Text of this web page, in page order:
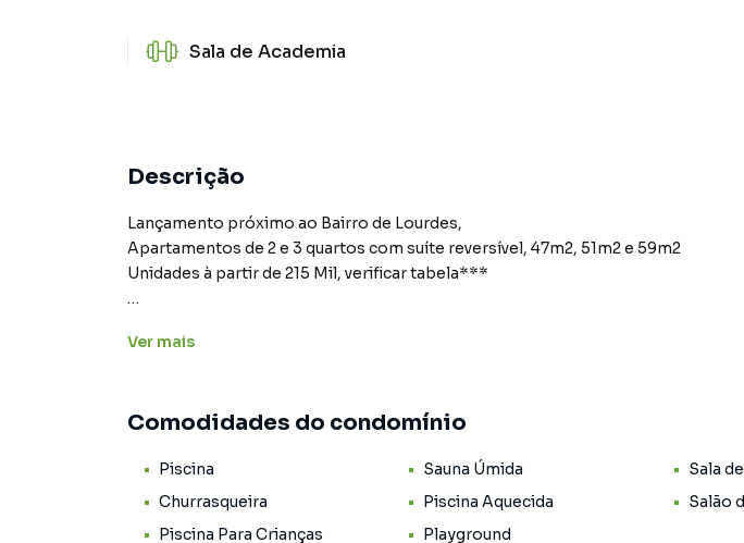
Sala de Academia
Descrição
Lançamento próximo ao Bairro de Lourdes,
Apartamentos de 2 e 3 quartos com suíte reversível, 47m2, 51m2 e 59m2
Unidades à partir de 215 Mil, verificar tabela***
- Unidades de 2 e 3 quartos com suíte reversível
- Área de lazer completa, salão de festas, academia.
para quem busca privacidade e conforto.
Ver mais
Comodidades do condomínio
Piscina Sauna Úmida
Sala
Churrasqueira
Piscina Aquecida
Salão
Piscina Para Crianças
Playground